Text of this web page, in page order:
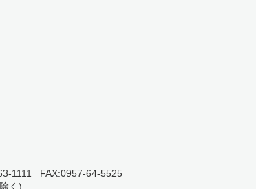
1111 FAX:0957-64-5525
く)